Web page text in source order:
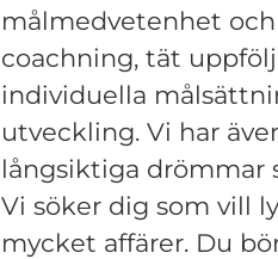
målmedvetenhet
coachning, tät
individuella
utveckling. Vi har
långsiktiga drömmar
Vi söker dig som vill
mycket affärer. Du